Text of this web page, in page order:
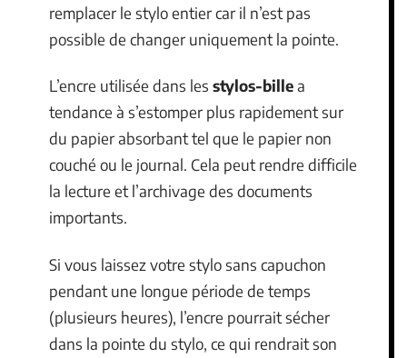
remplacer le stylo entier car il n’est pas
possible de changer uniquement la pointe.
L’encre utilisée dans les stylos-billea
tendance à s’estomper plus rapidement sur
du papier absorbant tel que le papier non
couché ou le journal. Cela peut rendre difficile
la lecture et l’archivage des documents
importants.
Si vous laissez votre stylo sans capuchon
pendant une longue période de temps
(plusieurs heures), l’encre pourrait sécher
dans la pointe du stylo, ce qui rendrait son